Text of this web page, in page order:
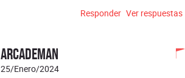
Responder Ver respuestas
ArcadeMan
25/Enero/2024